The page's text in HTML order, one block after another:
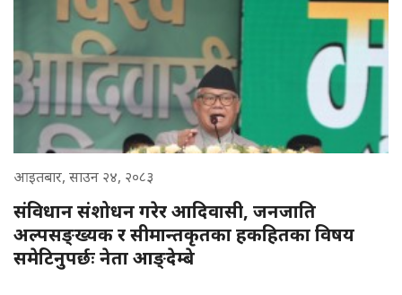
आइतबार, साउन २४, २०८३
संविधान संशोधन गरेर आदिवासी, जनजाति
अल्पसङ्ख्यक र सीमान्तकृतका हकहितका विषय
समेटिनुपर्छः नेता आङ्देम्बे